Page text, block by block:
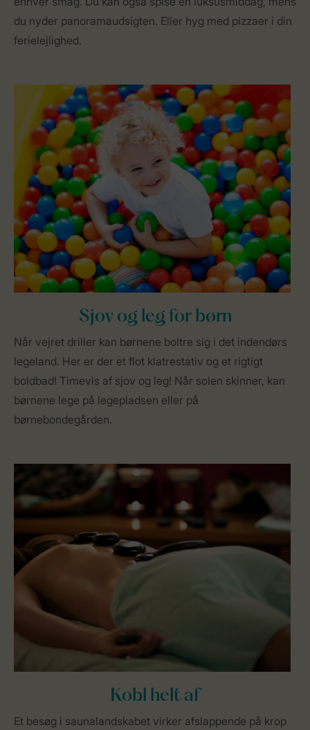
du nyder panoramaudsigten. Eller hyg med pizzaer i din
ferielejlighed.
Sjov og leg for børn
Når vejret driller kan børnene boltre sig i det indendørs
legeland. Her er der et flot klatrestativ og et rigtigt
boldbad! Timevis af sjov og leg! Når solen skinner, kan
børnene lege på legepladsen eller på
børnebondegården.
Kobl helt af
Et besøg i saunalandskabet virker afslappende på krop